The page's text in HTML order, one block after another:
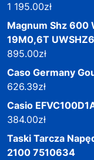
1 195.00zł
Magnum Shz 600
19M0,6T
895.00zł
Caso Germany
626.39zł
Casio
384.00zł
Taski Tarcza
2100 7510634